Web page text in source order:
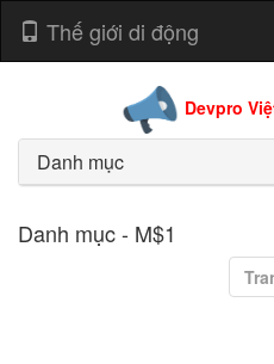
Thế giới di động
Devpro
Danh mục
Danh mục - M$1